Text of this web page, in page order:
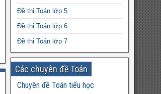
Bài tập tiếng Anh 8 Lưu Hoằng Trí có
đáp án
Bộ đề kiểm tra Mĩ thuật THCS cả
năm file word
Đề thi Toán lớp 5
Đề thi Toán lớp 6
Đề thi Toán lớp 7
Đề thi Toán lớp 8
Đề thi Toán lớp 9
Đề thi Toán lớp 10
Các chuyên đề Toán
Chuyên đề Toán tiểu học